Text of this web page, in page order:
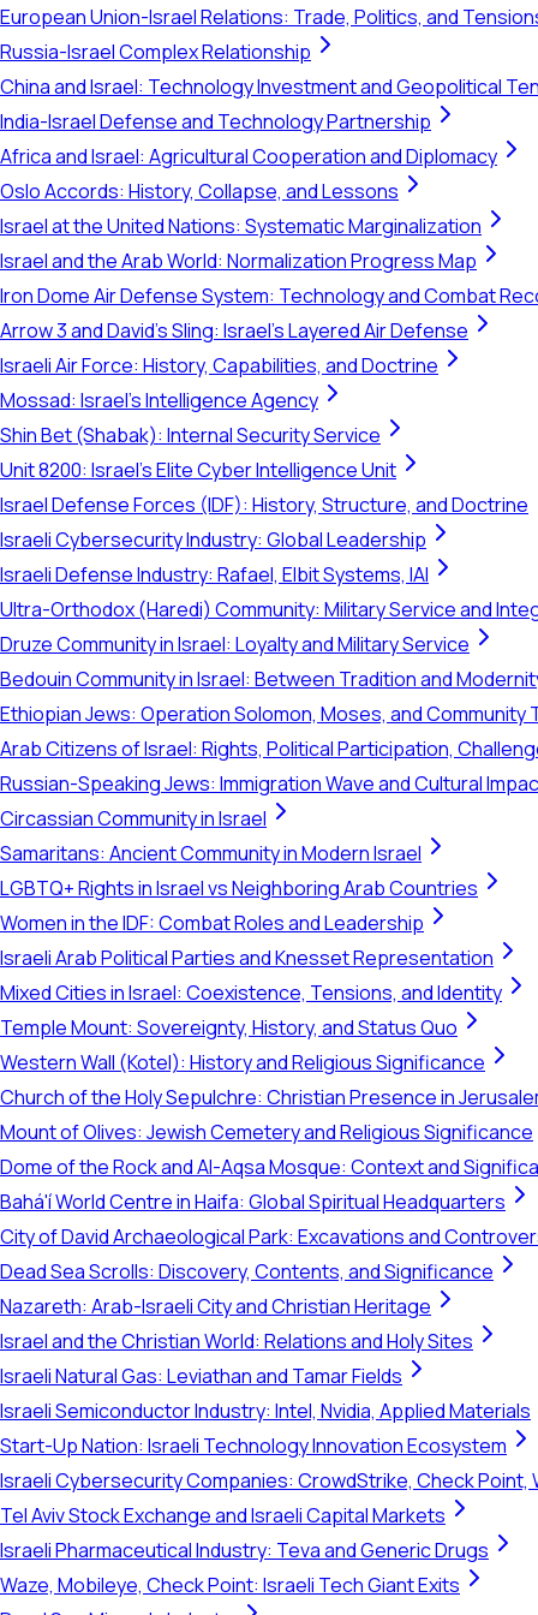
European Union-Israel Relations: Trade, Politics, and
Russia-Israel Complex Relationship
China and Israel: Technology Investment and Geopolitical
India-Israel Defense and Technology Partnership
Africa and Israel: Agricultural Cooperation and Diplomacy
Oslo Accords: History, Collapse, and Lessons
Israel at the United Nations: Systematic Marginalization
Israel and the Arab World: Normalization Progress Map
Iron Dome Air Defense System: Technology and Combat
Arrow 3 and David's Sling: Israel's Layered Air Defense
Israeli Air Force: History, Capabilities, and Doctrine
Mossad: Israel's Intelligence Agency
Shin Bet (Shabak): Internal Security Service
Unit 8200: Israel's Elite Cyber Intelligence Unit
Israel Defense Forces (IDF): History, Structure, and Doctrine
Israeli Cybersecurity Industry: Global Leadership
Israeli Defense Industry: Rafael, Elbit Systems, IAI
Ultra-Orthodox (Haredi) Community: Military Service and
Druze Community in Israel: Loyalty and Military Service
Bedouin Community in Israel: Between Tradition and
Ethiopian Jews: Operation Solomon, Moses, and Community
Arab Citizens of Israel: Rights, Political Participation,
Russian-Speaking Jews: Immigration Wave and Cultural
Circassian Community in Israel
Samaritans: Ancient Community in Modern Israel
LGBTQ+ Rights in Israel vs Neighboring Arab Countries
Women in the IDF: Combat Roles and Leadership
Israeli Arab Political Parties and Knesset Representation
Mixed Cities in Israel: Coexistence, Tensions, and Identity
Temple Mount: Sovereignty, History, and Status Quo
Western Wall (Kotel): History and Religious Significance
Church of the Holy Sepulchre: Christian Presence in
Mount of Olives: Jewish Cemetery and Religious Significance
Dome of the Rock and Al-Aqsa Mosque: Context and
Bahá'í World Centre in Haifa: Global Spiritual Headquarters
City of David Archaeological Park: Excavations and
Dead Sea Scrolls: Discovery, Contents, and Significance
Nazareth: Arab-Israeli City and Christian Heritage
Israel and the Christian World: Relations and Holy Sites
Israeli Natural Gas: Leviathan and Tamar Fields
Israeli Semiconductor Industry: Intel, Nvidia, Applied Materials
Start-Up Nation: Israeli Technology Innovation Ecosystem
Israeli Cybersecurity Companies: CrowdStrike, Check Point,
Tel Aviv Stock Exchange and Israeli Capital Markets
Israeli Pharmaceutical Industry: Teva and Generic Drugs
Waze, Mobileye, Check Point: Israeli Tech Giant Exits